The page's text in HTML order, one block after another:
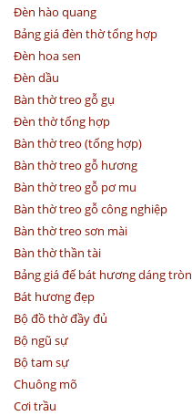
Đèn hào quang
Bảng giá đèn thờ tổng hợp
Đèn hoa sen
Đèn dầu
Bàn thờ treo gỗ gụ
Đèn thờ tổng hợp
Bàn thờ treo (tổng hợp)
Bàn thờ treo gỗ hương
Bàn thờ treo gỗ pơ mu
Bàn thờ treo gỗ công nghiệp
Bàn thờ treo sơn mài
Bàn thờ thần tài
Bảng giá đế bát hương dáng tròn
Bát hương đẹp
Bộ đồ thờ đầy đủ
Bộ ngũ sự
Bộ tam sự
Chuông mõ
Cơi trầu